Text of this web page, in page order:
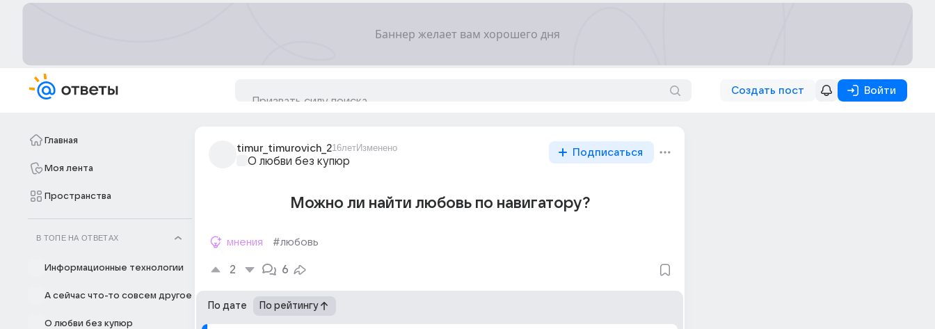
Создать пост Войти
Главная
Моя лента
Пространства
В ТОПЕ НА ОТВЕТАХ
Информационные технологии
А сейчас что-то совсем другое
О любви без купюр
timur_timurovich_216летИзменено
О любви без купюр
Подписаться
Можно ли найти любовь по навигатору?
мнения #любовь
2 6
По дате По рейтингу